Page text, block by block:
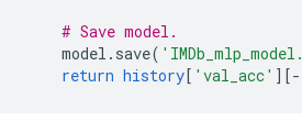
# Save model.
model . save(
return history [ 'val_acc' ][-